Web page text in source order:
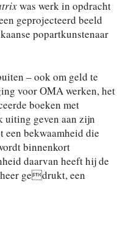
was werk in opdracht
geprojecteerd beeld
popartkunstenaar
– ook om geld te
voor OMA werken, het
boeken met
uiting geven aan zijn
bekwaamheid die
binnenkort
daarvan heeft hij de
gedrukt, een